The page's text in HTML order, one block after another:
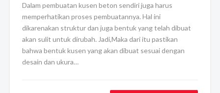
Dalam pembuatan kusen beton sendiri juga harus
memperhatikan proses pembuatannya. Hal ini
dikarenakan struktur dan juga bentuk yang telah dibuat
akan sulit untuk dirubah. Jadi,Maka dari itu pastikan
bahwa bentuk kusen yang akan dibuat sesuai dengan
desain dan ukura…